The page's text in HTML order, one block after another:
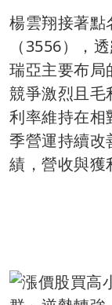
楊雲翔接著點
（3556），
瑞亞主要布局
競爭激烈且毛
利率維持在相
季營運持續改
績，營收與獲